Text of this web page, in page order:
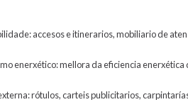
accesos e itinerarios, mobiliario de
enerxético: mellora da eficiencia
rótulos, carteis publicitarios,